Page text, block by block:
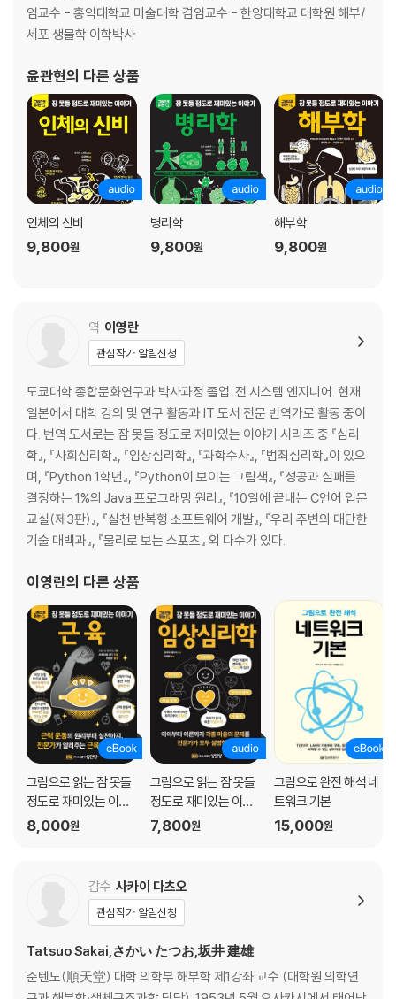
제2장
14_허파는 어떻게 산소를 들이마실까?
15_허파에는 스스로 부풀리는 능력이 없을까?
16_여자와 남자는 호흡법이 다르다던데 정말일까?
17_심장은 하루에 몇 번이나 움직일까?
18_박동은 왼쪽 가슴에서 느끼니까 심장은 왼쪽에 있는 게 아닐까?
19_저혈압과 고혈압은 무엇을 의미할까?
20_혈액형은 어떻게 감별하는 걸까?
21_지라는 잘라 내도 괜찮다는데 정말일까?
소화와 호흡에 관한 수수께끼
22_왜 음식물이 목에 걸릴까?
23_위에 들어갈 수 있는 양은 얼마나 될까?
24_트림은 왜 나오는 걸까?
25_작은창자의 길이는 얼마나 될까?
26_음식물이 소화·흡수되는 데 걸리는 시간은 얼마일까?
27_장은 ‘모양이 자유자재’라던데 그 이유는 뭘까?
28_잘 때 변이 새지 않는 이유는 뭘까?
29_간은 어떤 역할을 할까?
30_이자는 왜 오장육부에 안 들어갈까?
32_콩팥은 왜 2개일까?
33_때때로 소변 색이 바뀌는 이유는 뭘까?
34_방광의 용량은 얼마나 될까?
해부학의 역사 ③ | 현미경을 얻은 새로운 해부학
제4장
마음과 감각에 관한 수수께끼
35_뇌는 어떻게 정보를 주고받을까?
36_촉감이나 열… 피부는 무엇을 느끼는 걸까?
37_스트레스는 왜 좋지 않을까?
38_슬프거나 기쁠 때 왜 눈물이 날까?
39_오랜 시간 스마트폰을 보고 있으면 앞이 흐려지는 이유는?
41_귀는 어떻게 소리를 느낄까?
42_사람은 얼마나 큰 소리까지 견딜 수 있을까?
43_몸은 어떻게 균형을 잡는 걸까?
44_혀는 어떻게 맛을 느낄까?
46_코를 막으면 맛을 못 느끼는 이유는?
임교수 - 홍익대학교 미술대학 겸임교수 - 한양대학교 대학원 해부/
세포 생물학 이학박사
윤관현의 다른 상품
인체의 신비
9,800원
병리학
9,800원
해부학
9,800원
역 이영란
관심작가 알림신청
도쿄대학 종합문화연구과 박사과정 졸업. 전 시스템 엔지니어. 현재
일본에서 대학 강의 및 연구 활동과 IT 도서 전문 번역가로 활동 중이
다. 번역 도서로는 잠 못들 정도로 재미있는 이야기 시리즈 중 『심리
학』, 『사회심리학』, 『임상심리학』, 『과학수사』, 『범죄심리학』이 있으
며, 『Python 1학년』, 『Python이 보이는 그림책』, 『성공과 실패를
결정하는 1%의 Java 프로그래밍 원리』, 『10일에 끝내는 C언어 입문
교실(제3판)』, 『실천 반복형 소프트웨어 개발』, 『우리 주변의 대단한
기술 대백과』, 『물리로 보는 스포츠』 외 다수가 있다.
이영란의 다른 상품
그림으로 읽는 잠 못들
정도로 재미있는 이야
기 : 근육
8,000원
그림으로 읽는 잠 못들
정도로 재미있는 이야
기 : 임상심리학
7,800원
그림으로 완전 해석 네
트워크 기본
15,000원
감수 사카이 다츠오
관심작가 알림신청
Tatsuo Sakai,さかい たつお,坂井 建雄
준텐도(順天堂) 대학 의학부 해부학 제1강좌 교수 (대학원 의학연